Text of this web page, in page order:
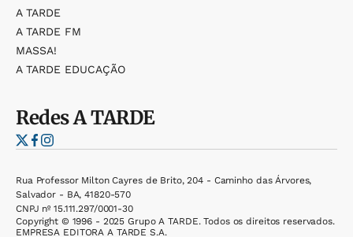
A TARDE
A TARDE FM
MASSA!
A TARDE EDUCAÇÃO
RedesA TARDE
Rua Professor Milton Cayres de Brito, 204 - Caminho das Árvores,
Salvador - BA, 41820-570
CNPJ nº 15.111.297/0001-30
Copyright © 1996 - 2025 Grupo A TARDE. Todos os direitos reservados.
EMPRESA EDITORA A TARDE S.A.